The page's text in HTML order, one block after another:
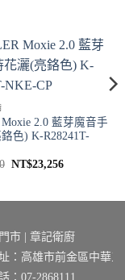
2.0 藍芽魔音手
色) K-R28241T-
原
NT$23,256目
市 | 章記衛廚
：高雄市前金區中華三
：07-2868111